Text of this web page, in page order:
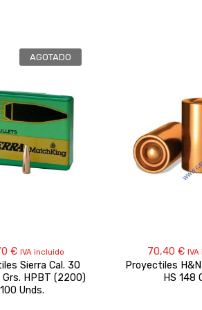
AGOTADO
€ IVA incluido
Sierra Cal. 30
Grs. HPBT (2200)
100 Unds.
70,40 €
Proyectiles
HS 148